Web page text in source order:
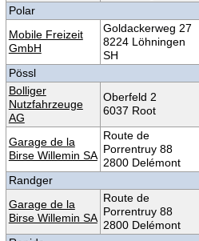
Polar
Mobile Freizeit
GmbH
Goldackerweg 27
8224 Löhningen
SH
Pössl
Bolliger
Nutzfahrzeuge
AG
Oberfeld 2
6037 Root
Garage de la
Birse Willemin SA
Route de
Porrentruy 88
2800 Delémont
Randger
Garage de la
Birse Willemin SA
Route de
Porrentruy 88
2800 Delémont